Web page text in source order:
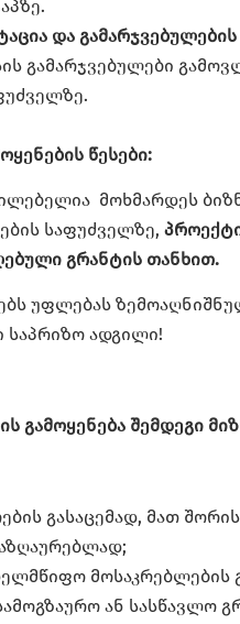
და
გამარჯვებულები
წესები:
მოხმარდეს
საფუძველზე,
გრანტის თანხით.
უფლებას
საპრიზო ადგილი!
გამოყენება შემდეგი
გასაცემად, მათ
ან სასწავლო